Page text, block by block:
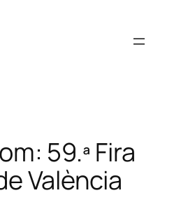
59.ª Fira
València